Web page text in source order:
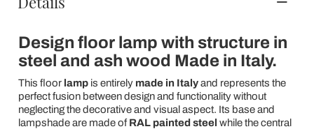
Design floor lamp with structure in
steel and ash wood Made in Italy.
This floor lampis entirely made in Italyand represents the
perfect fusion between design and functionality without
neglecting the decorative and visual aspect. Its base and
lampshade are made ofRAL painted steel while the central